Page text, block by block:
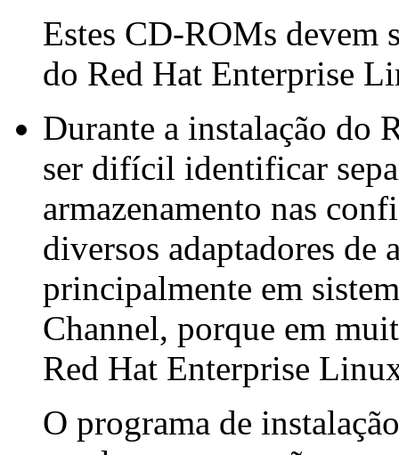
Estes CD-ROMs devem
do Red Hat Enterprise
Durante a instalação do
ser difícil identificar
armazenamento nas
diversos adaptadores de
principalmente em
Channel, porque em
Red Hat Enterprise
O programa de